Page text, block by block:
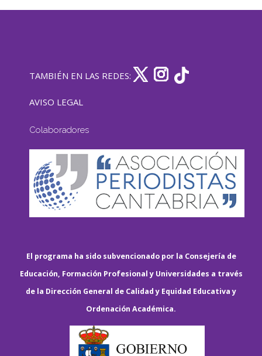
TAMBIÉN EN LAS REDES:
AVISO LEGAL
Colaboradores
El programa ha sido subvencionado por la Consejería de
Educación, Formación Profesional y Universidades a través
de la Dirección General de Calidad y Equidad Educativa y
Ordenación Académica.